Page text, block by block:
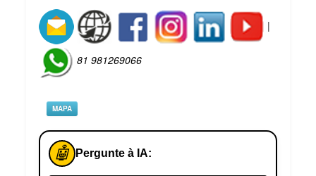
|
81 981269066
MAPA
🤖 Pergunte à IA: